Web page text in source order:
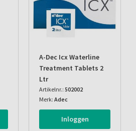
A-Dec Icx Waterline
Treatment Tablets 2
Ltr
Artikelnr.: 502002
Merk: Adec
Inloggen